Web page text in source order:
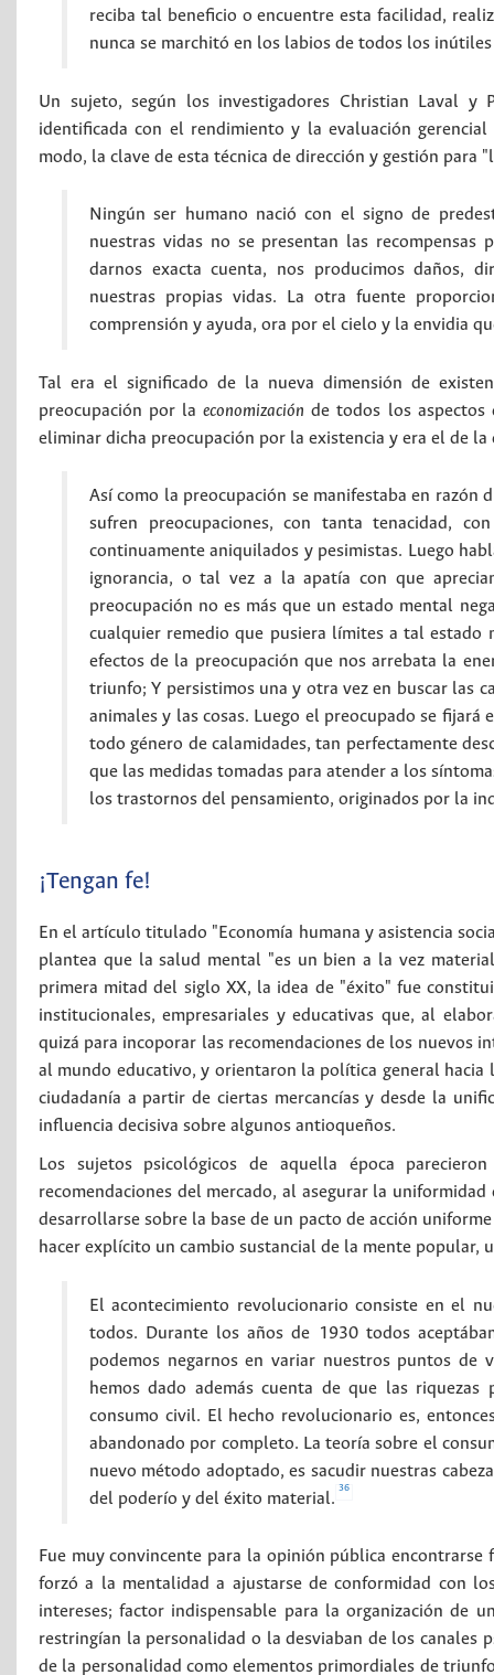
reciba tal beneficio o encuentre esta facilidad,
nunca se marchitó en los labios de todos los
Un sujeto, según los investigadores Christian Laval
identificada con el rendimiento y la evaluación
modo, la clave de esta técnica de dirección y gestión para
Ningún ser humano nació con el signo de
nuestras vidas no se presentan las recompensas
darnos exacta cuenta, nos producimos daños,
nuestras propias vidas. La otra fuente
comprensión y ayuda, ora por el cielo y la envidia
Tal era el significado de la nueva dimensión de
preocupación por laeconomización de todos los aspectos
eliminar dicha preocupación por la existencia y era el de
Así como la preocupación se manifestaba en razón
sufren preocupaciones, con tanta tenacidad,
continuamente aniquilados y pesimistas. Luego
ignorancia, o tal vez a la apatía con que
preocupación no es más que un estado mental
cualquier remedio que pusiera límites a tal estado
efectos de la preocupación que nos arrebata la
triunfo; Y persistimos una y otra vez en buscar las
animales y las cosas. Luego el preocupado se
todo género de calamidades, tan perfectamente
que las medidas tomadas para atender a los
los trastornos del pensamiento, originados por la
¡Tengan fe!
En el artículo titulado "Economía humana y asistencia
plantea que la salud mental "es un bien a la vez
primera mitad del siglo XX, la idea de "éxito" fue
institucionales, empresariales y educativas que, al
quizá para incoporar las recomendaciones de los nuevos
al mundo educativo, y orientaron la política general hacia
ciudadanía a partir de ciertas mercancías y desde la
influencia decisiva sobre algunos antioqueños.
Los sujetos psicológicos de aquella época
recomendaciones del mercado, al asegurar la
desarrollarse sobre la base de un pacto de acción
hacer explícito un cambio sustancial de la mente
El acontecimiento revolucionario consiste en el
todos. Durante los años de 1930 todos
podemos negarnos en variar nuestros puntos de
hemos dado además cuenta de que las
consumo civil. El hecho revolucionario es,
abandonado por completo. La teoría sobre el
nuevo método adoptado, es sacudir nuestras
del poderío y del éxito material.
36
Fue muy convincente para la opinión pública
forzó a la mentalidad a ajustarse de conformidad con
intereses; factor indispensable para la organización de
restringían la personalidad o la desviaban de los canales
de la personalidad como elementos primordiales de